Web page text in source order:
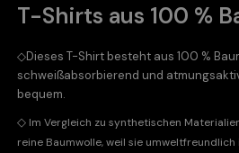
T-Shirts aus 100 %
◇Dieses T-Shirt besteht aus 100 %
schweißabsorbierend und
bequem.
◇ Im Vergleich zu synthetischen
reine Baumwolle, weil sie